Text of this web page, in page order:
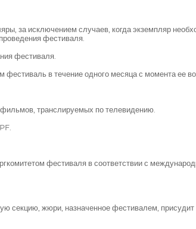
за исключением случаев, когда экземпляр
фестиваля.
фестиваля.
в течение одного месяца с момента ее
транслируемых по телевидению.
фестиваля в соответствии с
секцию, жюри, назначенное фестивалем,